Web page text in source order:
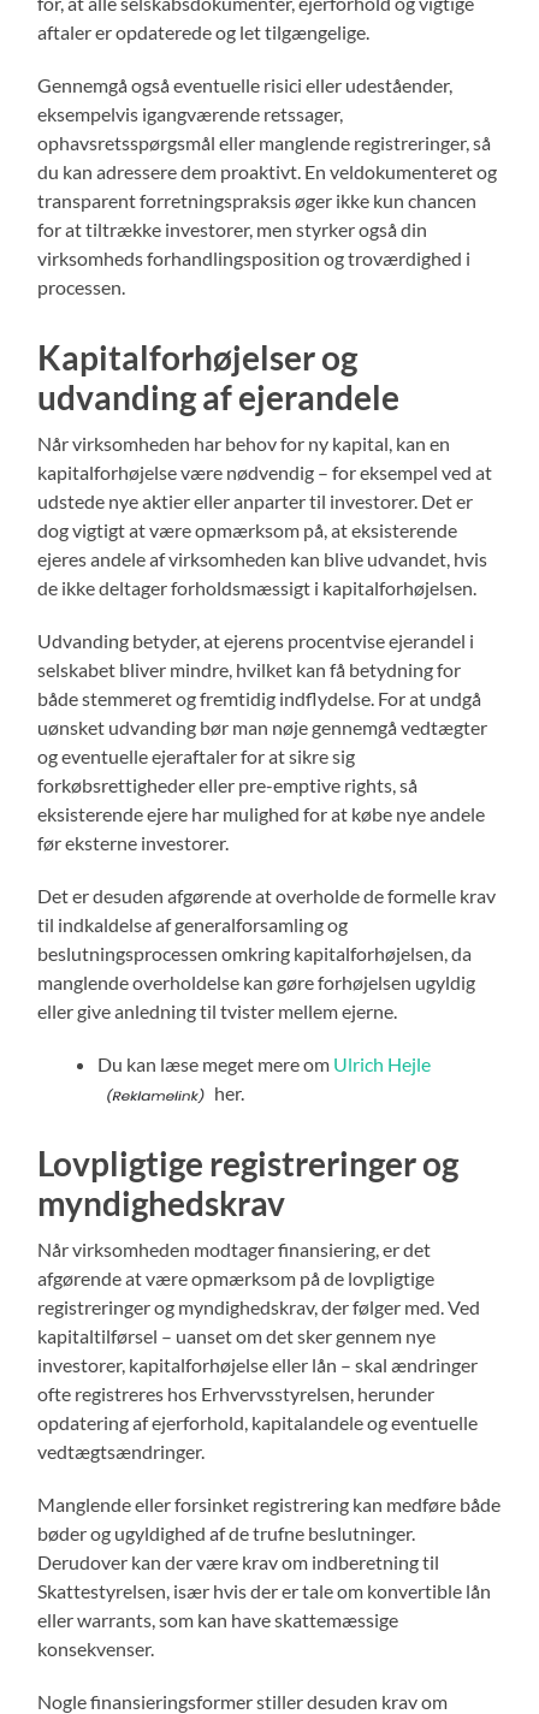
aftaler er opdaterede og let tilgængelige.
Gennemgå også eventuelle risici eller udeståender,
eksempelvis igangværende retssager,
ophavsretsspørgsmål eller manglende registreringer, så
du kan adressere dem proaktivt. En veldokumenteret og
transparent forretningspraksis øger ikke kun chancen
for at tiltrække investorer, men styrker også din
virksomheds forhandlingsposition og troværdighed i
processen.
Kapitalforhøjelser og
udvanding af ejerandele
Når virksomheden har behov for ny kapital, kan en
kapitalforhøjelse være nødvendig – for eksempel ved at
udstede nye aktier eller anparter til investorer. Det er
dog vigtigt at være opmærksom på, at eksisterende
ejeres andele af virksomheden kan blive udvandet, hvis
de ikke deltager forholdsmæssigt i kapitalforhøjelsen.
Udvanding betyder, at ejerens procentvise ejerandel i
selskabet bliver mindre, hvilket kan få betydning for
både stemmeret og fremtidig indflydelse. For at undgå
uønsket udvanding bør man nøje gennemgå vedtægter
og eventuelle ejeraftaler for at sikre sig
forkøbsrettigheder eller pre-emptive rights, så
eksisterende ejere har mulighed for at købe nye andele
før eksterne investorer.
Det er desuden afgørende at overholde de formelle krav
til indkaldelse af generalforsamling og
beslutningsprocessen omkring kapitalforhøjelsen, da
manglende overholdelse kan gøre forhøjelsen ugyldig
eller give anledning til tvister mellem ejerne.
Du kan læse meget mere om Ulrich Hejle
her.
Lovpligtige registreringer og
myndighedskrav
Når virksomheden modtager finansiering, er det
afgørende at være opmærksom på de lovpligtige
registreringer og myndighedskrav, der følger med. Ved
kapitaltilførsel – uanset om det sker gennem nye
investorer, kapitalforhøjelse eller lån – skal ændringer
ofte registreres hos Erhvervsstyrelsen, herunder
opdatering af ejerforhold, kapitalandele og eventuelle
vedtægtsændringer.
Manglende eller forsinket registrering kan medføre både
bøder og ugyldighed af de trufne beslutninger.
Derudover kan der være krav om indberetning til
Skattestyrelsen, især hvis der er tale om konvertible lån
eller warrants, som kan have skattemæssige
konsekvenser.
Nogle finansieringsformer stiller desuden krav om